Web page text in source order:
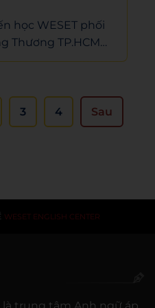
học WESET phối
Thương TP.HCM
trị giá 160 triệu
học, tiếp thêm
kết đồng hành lâu
hệ trẻ trên hành
3 4 Sau
WESET ENGLISH CENTER